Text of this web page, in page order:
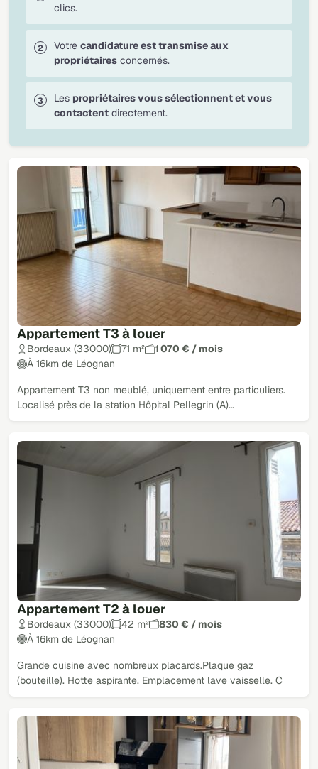
Appartement T3 à louer
Bordeaux (33000) 71 m²
1 070 € / mois
À 16km de Léognan
Appartement T3 non meublé, uniquement entre particuliers.
Localisé près de la station Hôpital Pellegrin (A)…
Appartement T2 à louer
Bordeaux (33000) 42 m²
830 € / mois
À 16km de Léognan
Grande cuisine avec nombreux placards.Plaque gaz
(bouteille). Hotte aspirante. Emplacement lave vaisselle. C
clics.
Votre candidature est transmise aux
propriétaires concernés.
Les propriétaires vous sélectionnent et vous
contactent directement.